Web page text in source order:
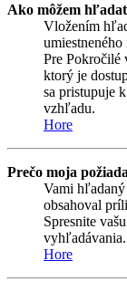
Ako môžem
Vložením
Pre
ktorý je
sa pristupuje
vzhľadu.
Hore
Prečo moja
Vami
obsahoval
Spresnite
vyhľadávania.
Hore